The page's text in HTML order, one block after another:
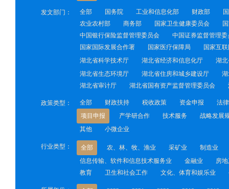
发文部门： 全部 国务院 工业和信息化部 财政部
农业农村部
商务部 国家卫生健康委员会
中国银行保险监督管理委员会
中国证券监督管理委
国家国际发展合作署
国家医疗保障局
国家互
湖北省科学技术厅
湖北省经济和信息化厅
湖
湖北省生态环境厅
湖北省住房和城乡建设厅
湖北省审计厅
湖北省国有资产监督管理委员会
政策类型： 全部 财政扶持 税收政策 资金申报
法
项目申报
产学研合作 技术服务
战略发展
其他
小微企业
行业类型： 全部 农、林、牧、渔业 采矿业
制造业
信息传输、软件和信息技术服务业
金融业
房
教育
卫生和社会工作 文化、体育和娱乐业